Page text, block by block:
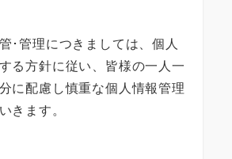
･管理につきましては、個人
る方針に従い、皆様の一人一
に配慮し慎重な個人情報管理
きます。